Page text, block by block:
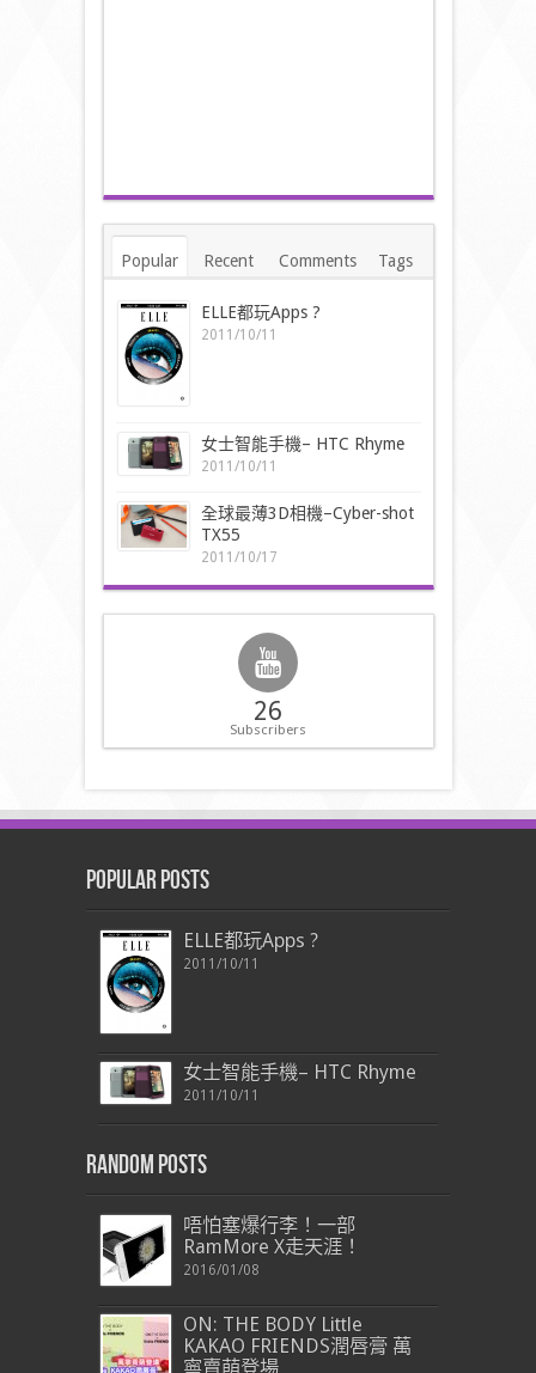
Popular Recent Comments Tags
ELLE都玩Apps ?
2011/10/11
女士智能手機– HTC Rhyme
2011/10/11
全球最薄3D相機–Cyber-shot
TX55
2011/10/17
26
Subscribers
Popular Posts
ELLE都玩Apps ?
2011/10/11
女士智能手機– HTC Rhyme
2011/10/11
Random Posts
唔怕塞爆行李！一部
RamMore X走天涯！
2016/01/08
ON: THE BODY Little
KAKAO FRIENDS潤唇膏 萬
寧賣萌登場